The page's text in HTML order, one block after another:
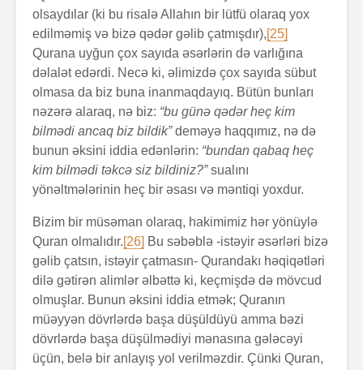
olsaydılar (ki bu risalə Allahın bir lütfü olaraq yox
edilməmiş və bizə qədər gəlib çatmışdır),[25]
Qurana uyğun çox sayıda əsərlərin də varlığına
dəlalət edərdi. Necə ki, əlimizdə çox sayıda sübut
olmasa da biz buna inanmaqdayıq. Bütün bunları
nəzərə alaraq, nə biz: “bu günə qədər heç kim
bilmədi ancaq biz bildik”deməyə haqqımız, nə də
bunun əksini iddia edənlərin: “bundan qabaq heç
kim bilmədi təkcə siz bildiniz?”sualını
yönəltmələrinin heç bir əsası və məntiqi yoxdur.
Bizim bir müsəman olaraq, hakimimiz hər yönüylə
Quran olmalıdır.[26] Bu səbəblə -istəyir əsərləri bizə
gəlib çatsın, istəyir çatmasın- Qurandakı həqiqətləri
dilə gətirən alimlər əlbəttə ki, keçmişdə də mövcud
olmuşlar. Bunun əksini iddia etmək; Quranın
müəyyən dövrlərdə başa düşüldüyü amma bəzi
dövrlərdə başa düşülmədiyi mənasına gələcəyi
üçün, belə bir anlayış yol verilməzdir. Çünki Quran,